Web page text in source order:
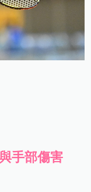
手部傷害